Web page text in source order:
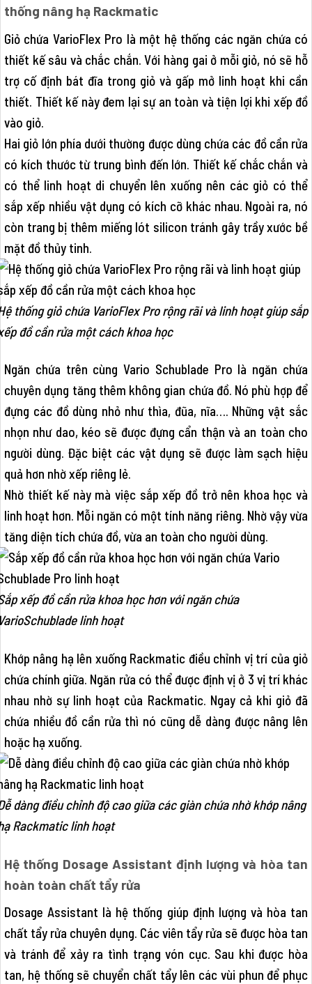
thống nâng hạ Rackmatic
Giỏ chứa VarioFlex Pro là một hệ thống các ngăn chứa có
thiết kế sâu và chắc chắn. Với hàng gai ở mỗi giỏ, nó sẽ hỗ
trợ cố định bát đĩa trong giỏ và gấp mở linh hoạt khi cần
thiết. Thiết kế này đem lại sự an toàn và tiện lợi khi xếp đồ
vào giỏ.
Hai giỏ lớn phía dưới thường được dùng chứa các đồ cần rửa
có kích thước từ trung bình đến lớn. Thiết kế chắc chắn và
có thể linh hoạt di chuyển lên xuống nên các giỏ có thể
sắp xếp nhiều vật dụng có kích cỡ khác nhau. Ngoài ra, nó
còn trang bị thêm miếng lót silicon tránh gây trầy xước bề
mặt đồ thủy tinh.
thống giỏ chứa VarioFlex Pro rộng rãi và linh hoạt giúp sắp
đồ cần rửa một cách khoa học
Ngăn chứa trên cùng Vario Schublade Pro là ngăn chứa
chuyên dụng tăng thêm không gian chứa đồ. Nó phù hợp để
đựng các đồ dùng nhỏ như thìa, đũa, nĩa…. Những vật sắc
nhọn như dao, kéo sẽ được đựng cẩn thận và an toàn cho
người dùng. Đặc biệt các vật dụng sẽ được làm sạch hiệu
quả hơn nhờ xếp riêng lẻ.
Nhờ thiết kế này mà việc sắp xếp đồ trở nên khoa học và
linh hoạt hơn. Mỗi ngăn có một tính năng riêng. Nhờ vậy vừa
tăng diện tích chứa đồ, vừa an toàn cho người dùng.
xếp đồ cần rửa khoa học hơn với ngăn chứa
linh hoạt
Khớp nâng hạ lên xuống Rackmatic điều chỉnh vị trí của giỏ
chứa chính giữa. Ngăn rửa có thể được định vị ở 3 vị trí khác
nhau nhờ sự linh hoạt của Rackmatic. Ngay cả khi giỏ đã
chứa nhiều đồ cần rửa thì nó cũng dễ dàng được nâng lên
hoặc hạ xuống.
dàng điều chỉnh độ cao giữa các giàn chứa nhờ khớp nâng
Rackmatic linh hoạt
Hệ thống Dosage Assistant định lượng và hòa tan
hoàn toàn chất tẩy rửa
Dosage Assistant là hệ thống giúp định lượng và hòa tan
chất tẩy rửa chuyên dụng. Các viên tẩy rửa sẽ được hòa tan
và tránh để xảy ra tình trạng vón cục. Sau khi được hòa
tan, hệ thống sẽ chuyển chất tẩy lên các vùi phun để phục